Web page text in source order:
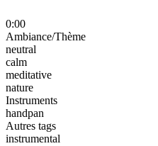
0:00
Ambiance/Thème
neutral
calm
meditative
nature
Instruments
handpan
Autres tags
instrumental